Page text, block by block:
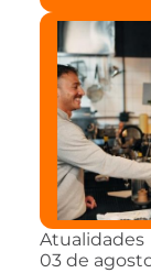
Atualidades
03 de